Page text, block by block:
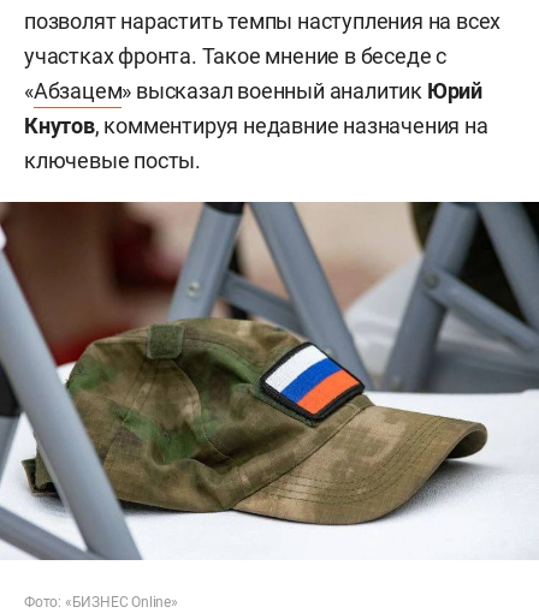
позволят нарастить темпы наступления на всех
участках фронта. Такое мнение в беседе с
«Абзацем» высказал военный аналитик Юрий
Кнутов, комментируя недавние назначения на
ключевые посты.
Фото: «БИЗНЕС Online»